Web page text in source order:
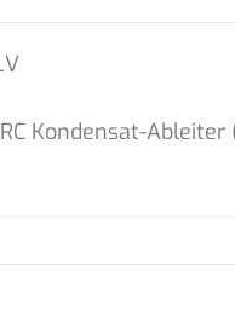
Kondensat-